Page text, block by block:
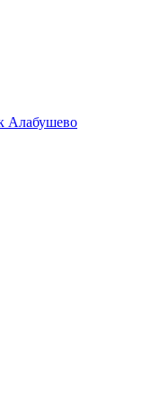
Алабушево